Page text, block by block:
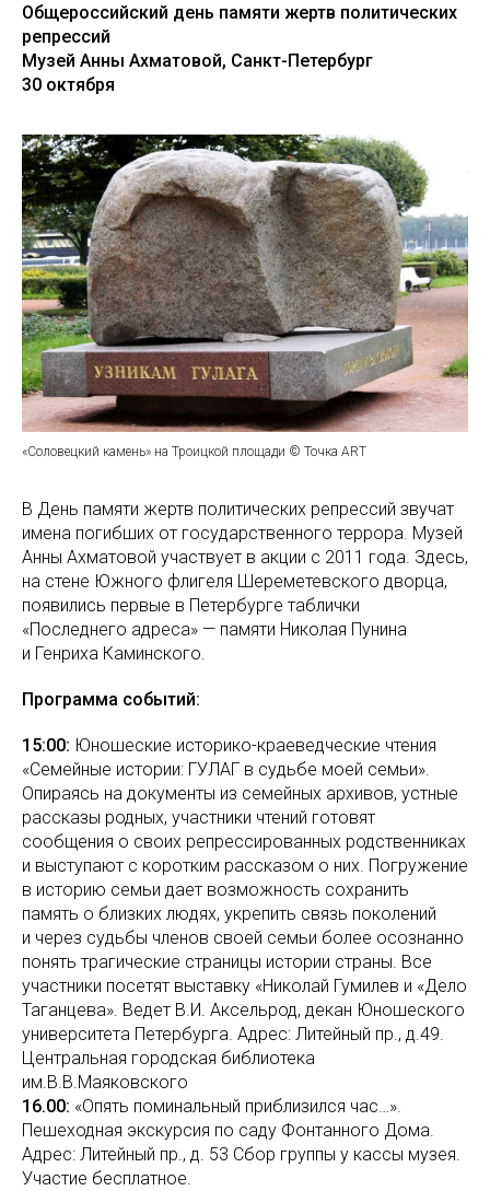
Общероссийский день памяти жертв политических
репрессий
Музей Анны Ахматовой, Санкт-Петербург
30 октября
«Соловецкий камень» на Троицкой площади © Точка ART
В День памяти жертв политических репрессий звучат
имена погибших от государственного террора. Музей
Анны Ахматовой участвует в акции с 2011 года. Здесь,
на стене Южного флигеля Шереметевского дворца,
появились первые в Петербурге таблички
«Последнего адреса» — памяти Николая Пунина
и Генриха Каминского.
Программа событий:
15:00: Юношеские историко-краеведческие чтения
«Семейные истории: ГУЛАГ в судьбе моей семьи».
Опираясь на документы из семейных архивов, устные
рассказы родных, участники чтений готовят
сообщения о своих репрессированных родственниках
и выступают с коротким рассказом о них. Погружение
в историю семьи дает возможность сохранить
память о близких людях, укрепить связь поколений
и через судьбы членов своей семьи более осознанно
понять трагические страницы истории страны. Все
участники посетят выставку «Николай Гумилев и «Дело
Таганцева». Ведет В.И. Аксельрод, декан Юношеского
университета Петербурга. Адрес: Литейный пр., д.49.
Центральная городская библиотека
им.В.В.Маяковского
16.00: «Опять поминальный приблизился час…».
Пешеходная экскурсия по саду Фонтанного Дома.
Адрес: Литейный пр., д. 53 Сбор группы у кассы музея.
Участие бесплатное.